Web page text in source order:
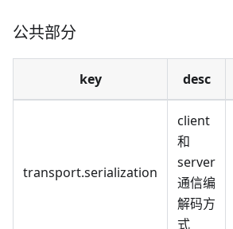
公共部分
key desc
transport.serialization
client
和
server
通信编
解码方
式